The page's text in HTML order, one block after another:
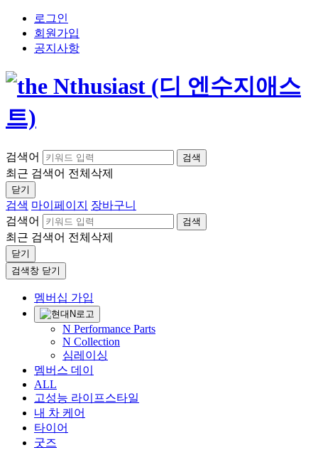
로그인
회원가입
공지사항
검색어 검색
최근 검색어 전체삭제
닫기
검색 마이페이지
장바구니
검색어
검색
최근 검색어 전체삭제
닫기
검색창 닫기
멤버십 가입
N Performance Parts
N Collection
심레이싱
멤버스 데이
ALL
고성능 라이프스타일
내 차 케어
타이어
굿즈